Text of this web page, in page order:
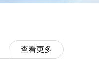
查看更多